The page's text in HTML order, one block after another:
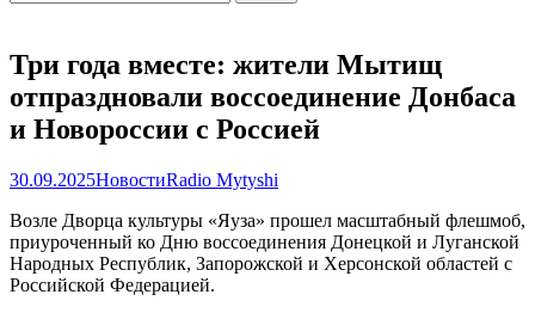
Три года вместе: жители Мытищ
отпраздновали воссоединение Донбаса
и Новороссии с Россией
30.09.2025НовостиRadio Mytyshi
Возле Дворца культуры «Яуза» прошел масштабный флешмоб,
приуроченный ко Дню воссоединения Донецкой и Луганской
Народных Республик, Запорожской и Херсонской областей с
Российской Федерацией.